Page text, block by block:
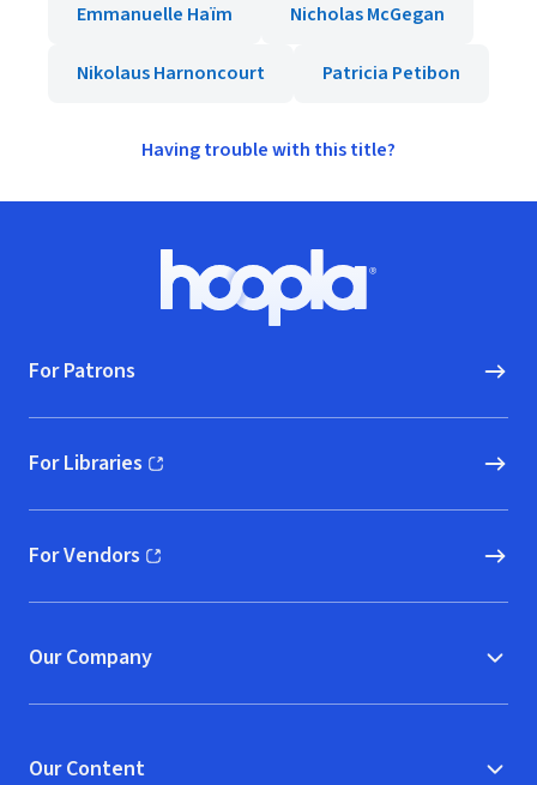
Emmanuelle Haïm Nicholas McGegan
Nikolaus Harnoncourt Patricia Petibon
Having trouble with this title?
Hoopla logo, Go to homepage
For Patrons
For Libraries
(opens in new window)
For Vendors
(opens in new window)
Our Company
Our Content